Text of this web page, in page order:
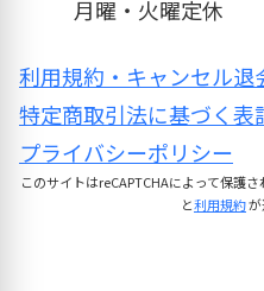
オリジンやあいみパ
AEON（イオン）に
ジョナサンの交差点
イオンを出て横断歩
月曜・火曜定休
利用規約・キャンセル退
特定商取引法に基づく表
プライバシーポリシー
このサイトはreCAPTCHAによって保護
と利用規約が